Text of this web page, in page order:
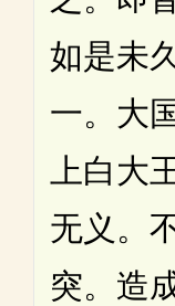
如是未
一。大
上白大
无义。
突。造